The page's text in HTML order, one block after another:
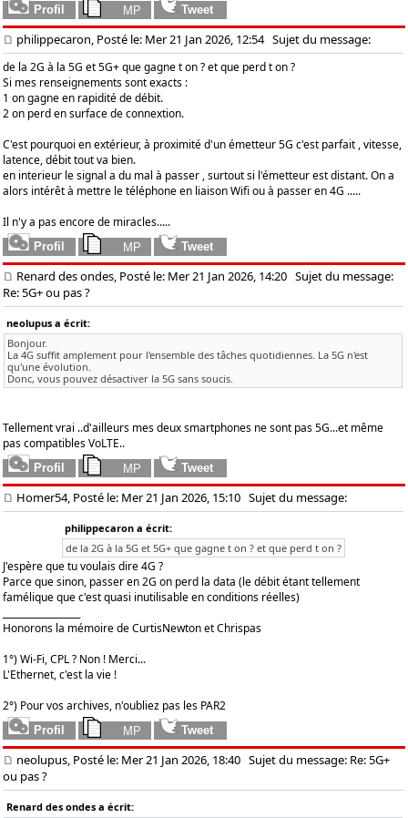
philippecaron, Posté le: Mer 21 Jan 2026, 12:54Sujet du message:
de la 2G à la 5G et 5G+ que gagne t on ? et que perd t on ?
Si mes renseignements sont exacts :
1 on gagne en rapidité de débit.
2 on perd en surface de connextion.
C'est pourquoi en extérieur, à proximité d'un émetteur 5G c'est parfait , vitesse,
latence, débit tout va bien.
en interieur le signal a du mal à passer , surtout si l'émetteur est distant. On a
alors intérêt à mettre le téléphone en liaison Wifi ou à passer en 4G .....
Il n'y a pas encore de miracles.....
Renard des ondes, Posté le: Mer 21 Jan 2026, 14:20 Sujet du message:
Re: 5G+ ou pas ?
neolupus a écrit:
Bonjour.
La 4G suffit amplement pour l'ensemble des tâches quotidiennes. La 5G n'est
qu'une évolution.
Donc, vous pouvez désactiver la 5G sans soucis.
Tellement vrai ..d'ailleurs mes deux smartphones ne sont pas 5G...et même
pas compatibles VoLTE..
Homer54, Posté le: Mer 21 Jan 2026, 15:10 Sujet du message:
philippecaron a écrit:
de la 2G à la 5G et 5G+ que gagne t on ? et que perd t on ?
J'espère que tu voulais dire 4G ?
Parce que sinon, passer en 2G on perd la data (le débit étant tellement
famélique que c'est quasi inutilisable en conditions réelles)
Honorons la mémoire de CurtisNewton et Chrispas
1°) Wi-Fi, CPL ? Non ! Merci...
L'Ethernet, c'est la vie !
2°) Pour vos archives, n'oubliez pas les PAR2
neolupus, Posté le: Mer 21 Jan 2026, 18:40 Sujet du message: Re: 5G+
ou pas ?
Renard des ondes a écrit: